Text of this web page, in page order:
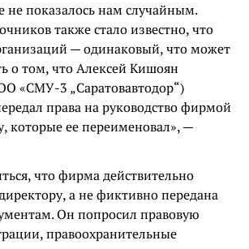
не показалось нам случайным.
также стало известно, что
— одинаковый, что может
о том, что Алексей Кишоян
«СМУ-3 „Саратовавтодор“)
права на руководство фирмой
которые ее переименовал», —
что фирма действительно
а не фиктивно передана
Он попросил правовую
правоохранительные